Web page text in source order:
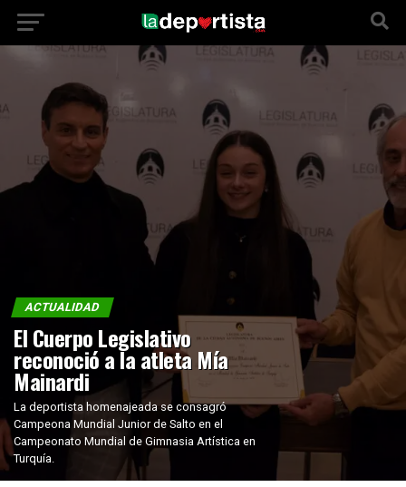
ACTUALIDAD
El Cuerpo Legislativo
reconoció a la atleta Mía
Mainardi
La deportista homenajeada se consagró
Campeona Mundial Junior de Salto en el
Campeonato Mundial de Gimnasia Artística en
Turquía.